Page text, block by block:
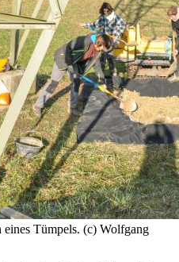
Tümpels. (c) Wolfgang